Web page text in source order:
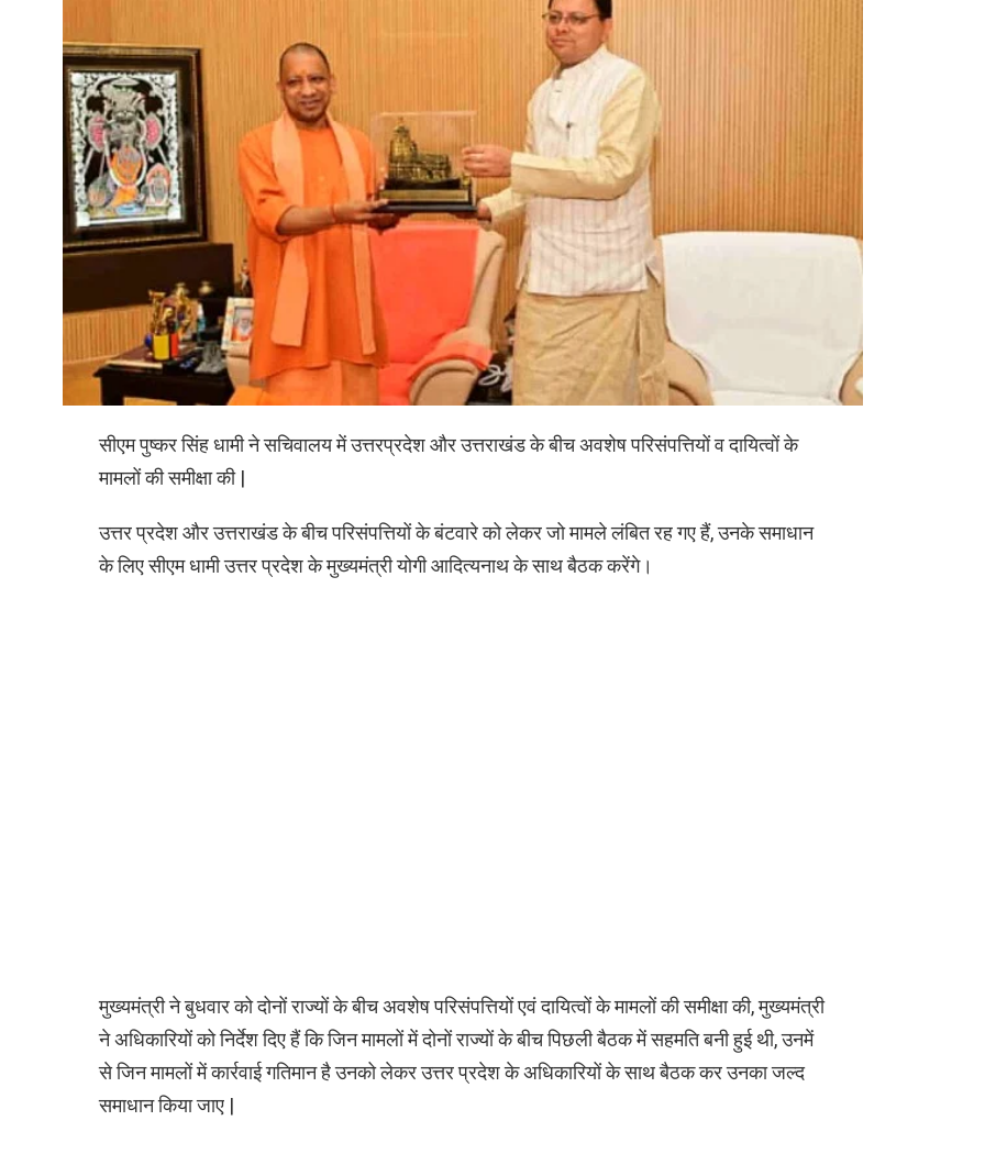
सीएम पुष्कर सिंह धामी ने सचिवालय में उत्तरप्रदेश और उत्तराखंड के बीच अवशेष परिसंपत्तियों व दायित्वों के
मामलों की समीक्षा की |
उत्तर प्रदेश और उत्तराखंड के बीच परिसंपत्तियों के बंटवारे को लेकर जो मामले लंबित रह गए हैं, उनके समाधान
के लिए सीएम धामी उत्तर प्रदेश के मुख्यमंत्री योगी आदित्यनाथ के साथ बैठक करेंगे।
मुख्यमंत्री ने बुधवार को दोनों राज्यों के बीच अवशेष परिसंपत्तियों एवं दायित्वों के मामलों की समीक्षा की, मुख्यमंत्री
ने अधिकारियों को निर्देश दिए हैं कि जिन मामलों में दोनों राज्यों के बीच पिछली बैठक में सहमति बनी हुई थी, उनमें
से जिन मामलों में कार्रवाई गतिमान है उनको लेकर उत्तर प्रदेश के अधिकारियों के साथ बैठक कर उनका जल्द
समाधान किया जाए |